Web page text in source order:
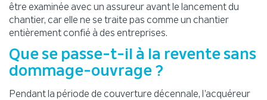
être examinée avec un assureur avant le lancement du
chantier, car elle ne se traite pas comme un chantier
entièrement confié à des entreprises.
Que se passe-t-il à la revente sans
dommage-ouvrage ?
Pendant la période de couverture décennale, l’acquéreur